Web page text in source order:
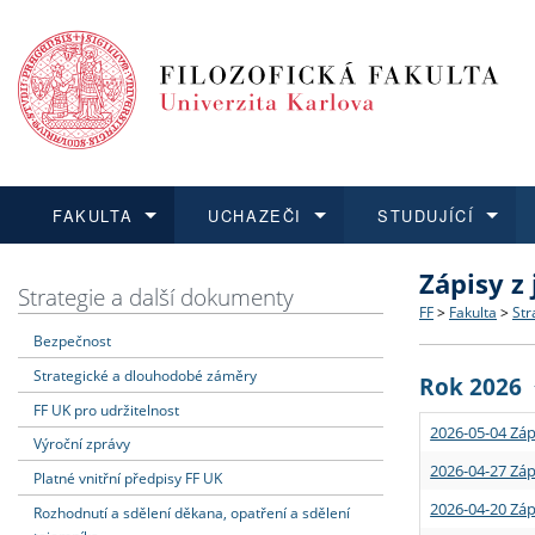
FAKULTA
Dozvědět se více
Struktura
Strategie
Podpora
UCHAZEČI
Podat přihlášku
Co
Učitelské
STUDUJÍCÍ
Dozvědět se více
Rigorózní
Dozvědět se více
O vědě a
Granty a
Dozvědět se více
Aktuální
Strategie a další dokumenty
Bezpečnost
Strategické a dlouhodobé záměry
FF UK pro udržitelnost
Výroční zprávy
Platné vnitřní předpisy FF UK
Rozhodnutí a sdělení děkana, opatření a sdělení
Zápisy
FF > Fakulta >
Rok 2026
2026-05-04
2026-04-27
2026-04-20